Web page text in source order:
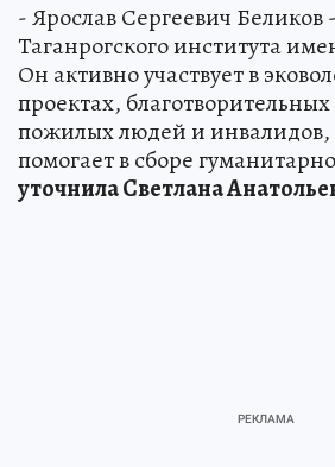
- Ярослав Сергеевич Беликов
Таганрогского института
Он активно участвует в
проектах,
пожилых людей и инвалидов,
помогает в сборе
уточнила Светлана